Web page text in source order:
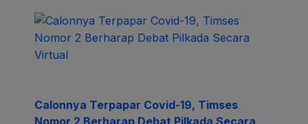
Calonnya Terpapar Covid-19, Timses
Nomor 2 Berharap Debat Pilkada Secara